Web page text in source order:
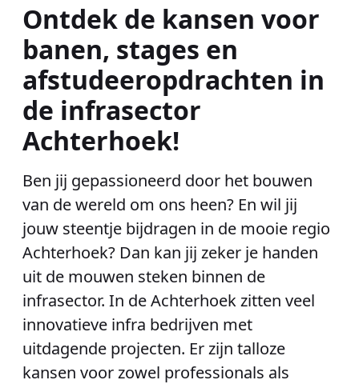
Ontdek de kansen voor
banen, stages en
afstudeeropdrachten in
de infrasector
Achterhoek!
Ben jij gepassioneerd door het bouwen
van de wereld om ons heen? En wil jij
jouw steentje bijdragen in de mooie regio
Achterhoek? Dan kan jij zeker je handen
uit de mouwen steken binnen de
infrasector. In de Achterhoek zitten veel
innovatieve infra bedrijven met
uitdagende projecten. Er zijn talloze
kansen voor zowel professionals als